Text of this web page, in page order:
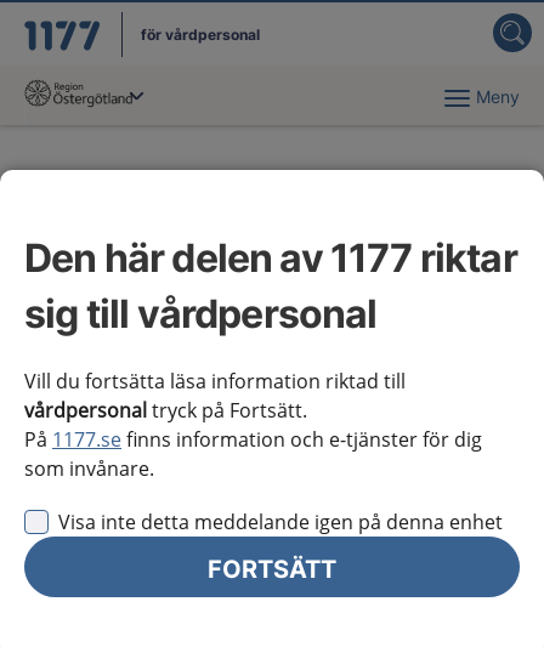
Den här delen av 1177 riktar
sig till vårdpersonal
Vill du fortsätta läsa information riktad till
vårdpersonaltryck på Fortsätt.
På 1177.sefinns information och e-tjänster för dig
som invånare.
Visa inte detta meddelande igen på denna enhet
FORTSÄTT
för vårdpersonal
Du har valt region Meny
tillgängliga för regionala
tillägg
Nya eller reviderade kunskapsstöd
tillgängliga för regionala tillägg
Publicerat: